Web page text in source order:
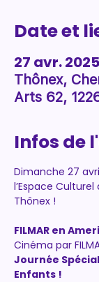
Date et
27 avr.
Thônex,
Arts 62,
Infos de
Dimanche 27
l’Espace Culturel
Thônex !
FILMAR en
Cinéma par
Journée
Enfants !